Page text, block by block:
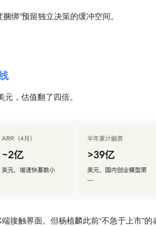
绑”预留独立决策的缓冲空间。
，估值翻了四倍。
接触界面。但杨植麟此前“不急于上市”的